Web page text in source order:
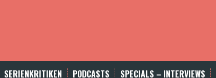
SERIENKRITIKEN PODCASTS SPECIALS – INTERVIEWS